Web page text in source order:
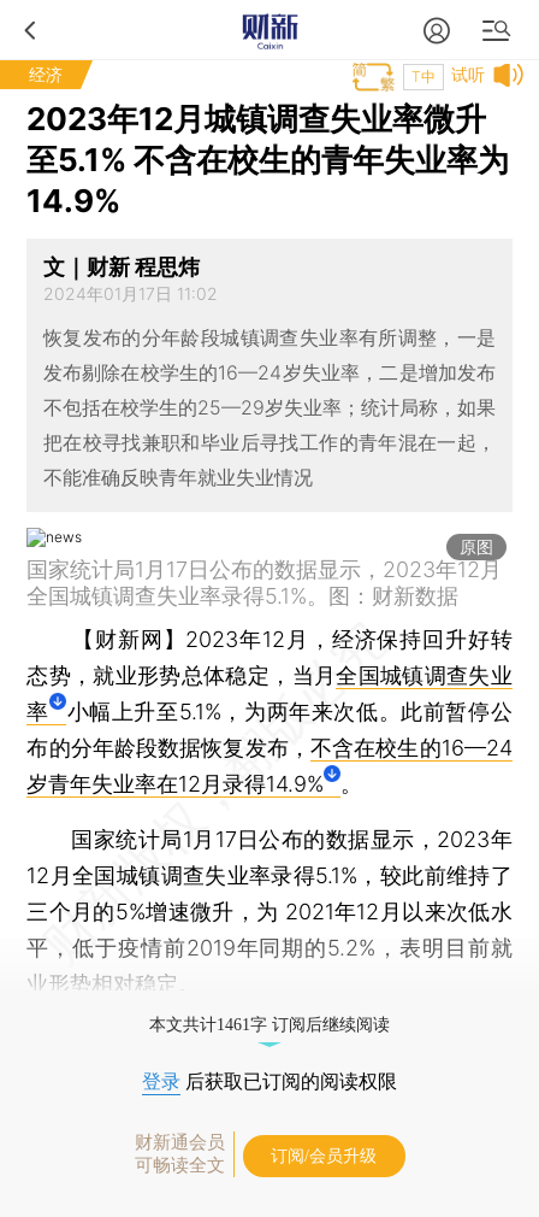
经济 试听
T中
2023年12月城镇调查失业率微升
至5.1% 不含在校生的青年失业率为
14.9%
文｜财新 程思炜
2024年01月17日 11:02
恢复发布的分年龄段城镇调查失业率有所调整，一是
发布剔除在校学生的16—24岁失业率，二是增加发布
不包括在校学生的25—29岁失业率；统计局称，如果
把在校寻找兼职和毕业后寻找工作的青年混在一起，
不能准确反映青年就业失业情况
原图
国家统计局1月17日公布的数据显示，2023年12月
全国城镇调查失业率录得5.1%。图：财新数据
【财新网】 2023年12月，经济保持回升好转
态势，就业形势总体稳定，当月全国城镇调查失业
率
小幅上升至5.1%，为两年来次低。此前暂停公
布的分年龄段数据恢复发布， 不含在校生的16—24
岁青年失业率在12月录得14.9%
。
国家统计局1月17日公布的数据显示，2023年
12月全国城镇调查失业率录得5.1%，较此前维持了
三个月的5%增速微升，为 2021年12月以来次低水
平，低于疫情前2019年同期的5.2%，表明目前就
业形势相对稳定。
本文共计1461字 订阅后继续阅读
登录 后获取已订阅的阅读权限
财新通会员
可畅读全文
订阅/会员升级